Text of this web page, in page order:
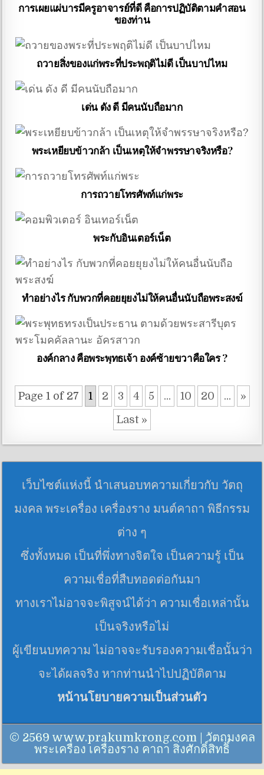
การเผยแผ่บารมีครูอาจารย์ที่ดี คือการปฏิบัติตามคำสอน
ของท่าน
ถวายสิ่งของแก่พระที่ประพฤติไม่ดี เป็นบาปไหม
เด่น ดัง ดี มีคนนับถือมาก
พระเหยียบข้าวกล้า เป็นเหตุให้จำพรรษาจริงหรือ?
การถวายโทรศัพท์แก่พระ
พระกับอินเตอร์เน็ต
ทำอย่างไร กับพวกที่คอยยุยงไม่ให้คนอื่นนับถือพระสงฆ์
องค์กลาง คือพระพุทธเจ้า องค์ซ้ายขวาคือใคร ?
Page 1 of 27 1 2 3 4 5 ... 10 20 ...
»
Last »
เว็บไซต์แห่งนี้ นำเสนอบทความเกี่ยวกับ วัตถุ
มงคล พระเครื่อง เครื่องราง มนต์คาถา พิธีกรรม
ต่าง ๆ
ซึ่งทั้งหมด เป็นที่พึ่งทางจิตใจ เป็นความรู้ เป็น
ความเชื่อที่สืบทอดต่อกันมา
ทางเราไม่อาจจะพิสูจน์ได้ว่า ความเชื่อเหล่านั้น
เป็นจริงหรือไม่
ผู้เขียนบทความ ไม่อาจจะรับรองความเชื่อนั้นว่า
จะได้ผลจริง หากท่านนำไปปฏิบัติตาม
หน้านโยบายความเป็นส่วนตัว
© 2569 www.prakumkrong.com | วัตถุมงคล
พระเครื่อง เครื่องราง คาถา สิ่งศักดิ์สิทธิ์